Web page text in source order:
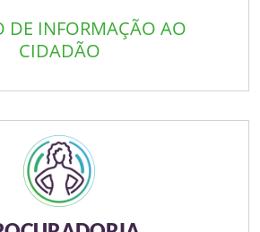
DE INFORMAÇÃO AO
CIDADÃO